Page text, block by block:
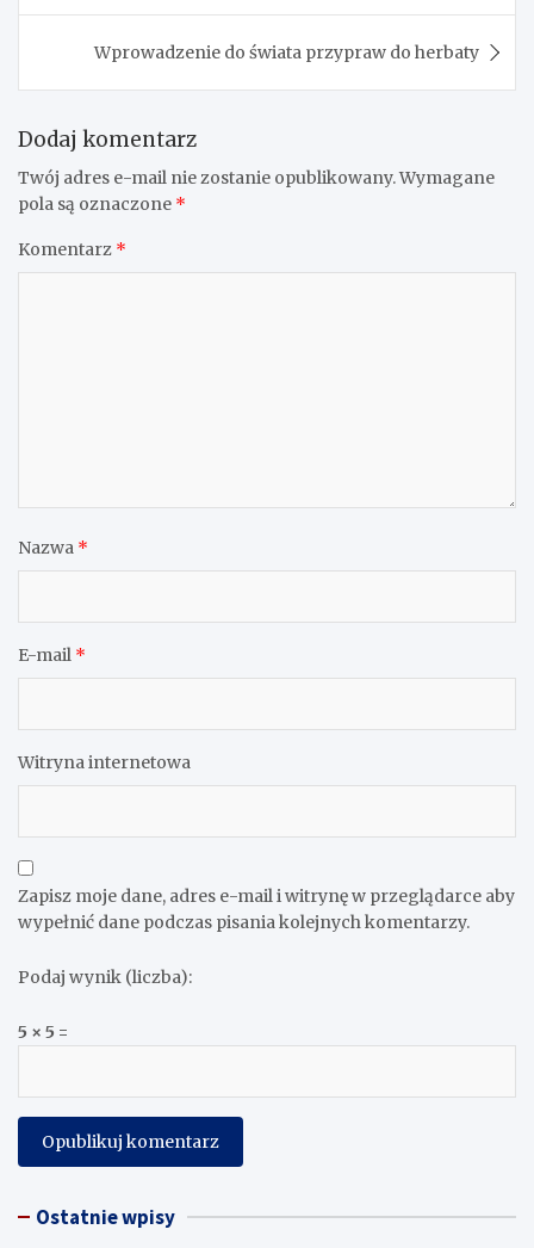
Wprowadzenie do świata przypraw do herbaty
Dodaj komentarz
Twój adres e-mail nie zostanie opublikowany.Wymagane
pola są oznaczone *
Komentarz *
Nazwa *
E-mail *
Witryna internetowa
Zapisz moje dane, adres e-mail i witrynę w przeglądarce aby
wypełnić dane podczas pisania kolejnych komentarzy.
Podaj wynik (liczba):
5 × 5 =
Ostatnie wpisy